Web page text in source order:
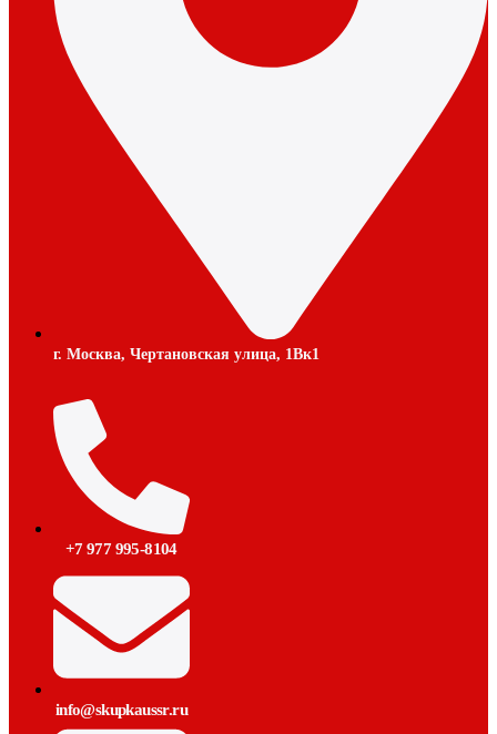
г. Москва, Чертановская улица, 1Вк1
+7 977 995-8104
info@skupkaussr.ru